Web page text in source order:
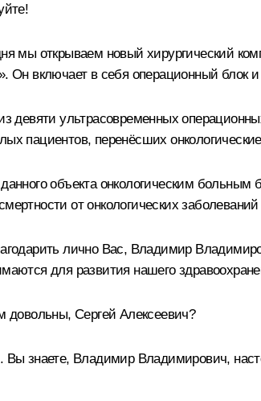
мы открываем новый хирургический
Он включает в себя операционный блок
девяти ультрасовременных
пациентов, перенёсших
объекта онкологическим
от онкологических заболеваний
лично Вас, Владимир
для развития нашего
довольны, Сергей Алексеевич?
Вы знаете, Владимир Владимирович,